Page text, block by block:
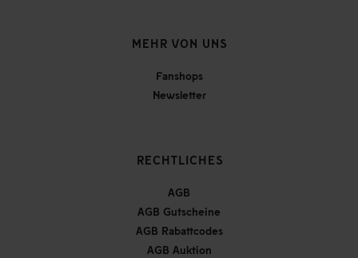
MEHR VON UNS
Fanshops
Newsletter
RECHTLICHES
AGB
AGB Gutscheine
AGB Rabattcodes
AGB Auktion